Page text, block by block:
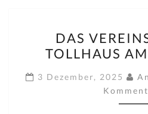
IM
AM
DAS
TOLLHAUS
3 Dezember, 2025